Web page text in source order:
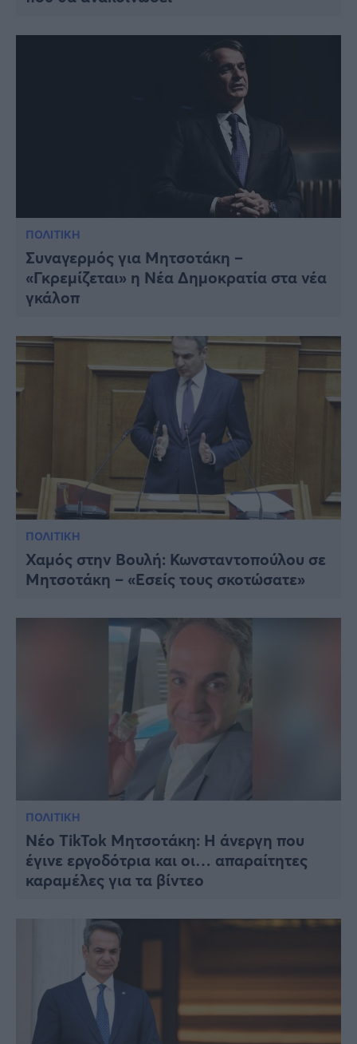
ΠΟΛΙΤΙΚΗ
Συναγερμός για Μητσοτάκη –
«Γκρεμίζεται» η Νέα Δημοκρατία στα νέα
γκάλοπ
ΠΟΛΙΤΙΚΗ
Χαμός στην Βουλή: Κωνσταντοπούλου σε
Μητσοτάκη – «Εσείς τους σκοτώσατε»
ΠΟΛΙΤΙΚΗ
Νέο TikTok Μητσοτάκη: Η άνεργη που
έγινε εργοδότρια και οι… απαραίτητες
καραμέλες για τα βίντεο